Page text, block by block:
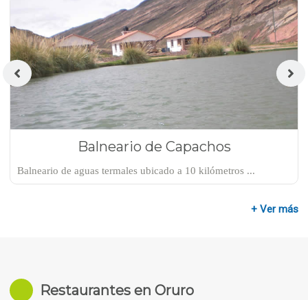
Balneario de Capachos
Balneario de aguas termales ubicado a 10 kilómetros ...
+ Ver más
Restaurantes en Oruro